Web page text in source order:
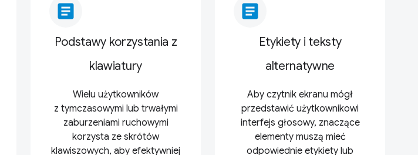
article
Podstawy korzystania z
klawiatury
Wielu użytkowników
z tymczasowymi lub trwałymi
zaburzeniami ruchowymi
korzysta ze skrótów
klawiszowych, aby efektywniej
article
Etykiety i teksty
alternatywne
Aby czytnik ekranu mógł
przedstawić użytkownikowi
interfejs głosowy, znaczące
elementy muszą mieć
odpowiednie etykiety lub